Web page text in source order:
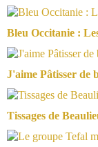
Bleu Occitanie :
J'aime Pâtisser de
Tissages de